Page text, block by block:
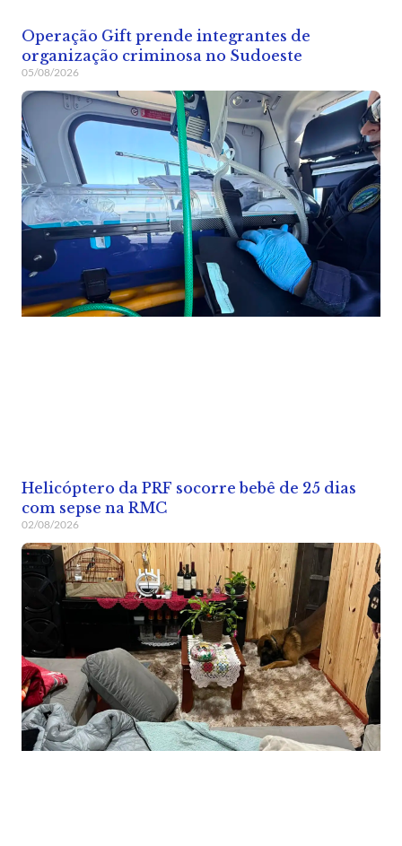
Operação Gift prende integrantes de
organização criminosa no Sudoeste
05/08/2026
Helicóptero da PRF socorre bebê de 25 dias
com sepse na RMC
02/08/2026